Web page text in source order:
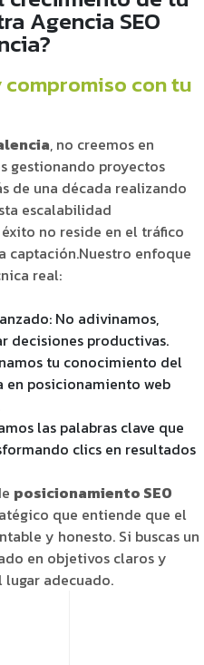
Agencia SEO
con tu
, no creemos en
gestionando proyectos
de una década realizando
escalabilidad
no reside en el tráfico
captación.Nuestro enfoque
real:
No adivinamos,
decisiones productivas.
tu conocimiento del
en posicionamiento web
las palabras clave que
clics en resultados
posicionamiento SEO
que entiende que el
y honesto. Si buscas un
en objetivos claros y
lugar adecuado.